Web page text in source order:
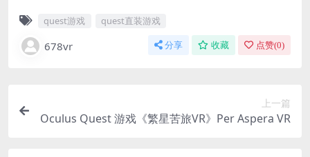
quest游戏 quest直装游戏
678vr 分享 收藏 点赞(0)
上一篇
Oculus Quest 游戏《繁星苦旅VR》Per Aspera VR